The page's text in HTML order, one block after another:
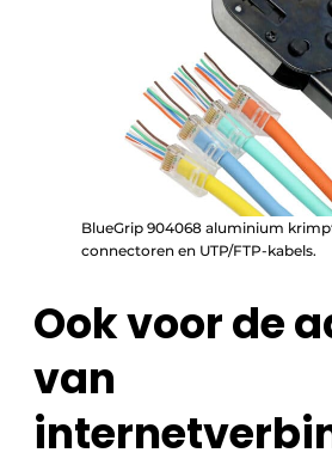
BlueGrip 904068 aluminium
connectoren en UTP/FTP-kabels.
Ook voor de
van